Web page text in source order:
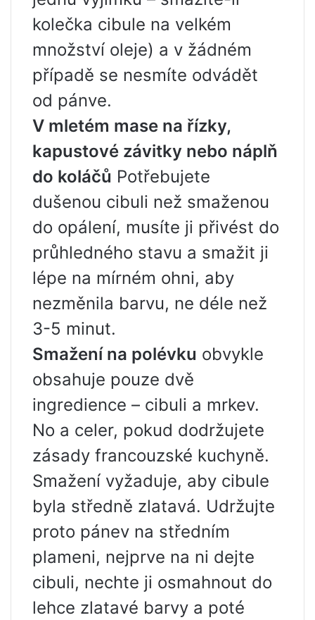
kolečka cibule na velkém
množství oleje) a v žádném
případě se nesmíte odvádět
od pánve.
V mletém mase na řízky,
kapustové závitky nebo náplň
do koláčů Potřebujete
dušenou cibuli než smaženou
do opálení, musíte ji přivést do
průhledného stavu a smažit ji
lépe na mírném ohni, aby
nezměnila barvu, ne déle než
3-5 minut.
Smažení na polévku obvykle
obsahuje pouze dvě
ingredience – cibuli a mrkev.
No a celer, pokud dodržujete
zásady francouzské kuchyně.
Smažení vyžaduje, aby cibule
byla středně zlatavá. Udržujte
proto pánev na středním
plameni, nejprve na ni dejte
cibuli, nechte ji osmahnout do
lehce zlatavé barvy a poté